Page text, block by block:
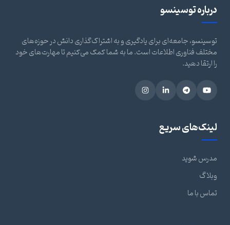
درباره توسینسو
توسینسو، جامعه‌ای برای یادگیری و به اشتراک‌گذاری دانش در حوزه‌های
مختلف فناوری اطلاعات است. ما به شما کمک می‌کنیم تا مهارت‌های خود
را ارتقا دهید.
لینک‌های سریع
مدرس شوید
وبلاگ
تماس با ما